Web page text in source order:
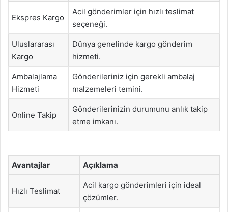
Ekspres Kargo
Acil gönderimler için hızlı teslimat
seçeneği.
Uluslararası
Kargo
Dünya genelinde kargo gönderim
hizmeti.
Ambalajlama
Hizmeti
Gönderileriniz için gerekli ambalaj
malzemeleri temini.
Online Takip
Gönderilerinizin durumunu anlık takip
etme imkanı.
Avantajlar Açıklama
Hızlı Teslimat
Acil kargo gönderimleri için ideal
çözümler.